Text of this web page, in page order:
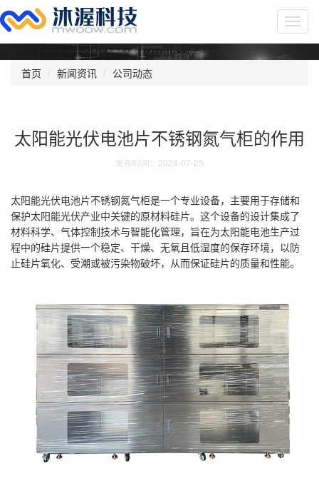
首页 新闻资讯 公司动态
太阳能光伏电池片不锈钢氮气柜的作用
发布时间：2024-07-25
太阳能光伏电池片不锈钢氮气柜是一个专业设备，主要用于存储和
保护太阳能光伏产业中关键的原材料硅片。这个设备的设计集成了
材料科学、气体控制技术与智能化管理，旨在为太阳能电池生产过
程中的硅片提供一个稳定、干燥、无氧且低湿度的保存环境，以防
止硅片氧化、受潮或被污染物破坏，从而保证硅片的质量和性能。